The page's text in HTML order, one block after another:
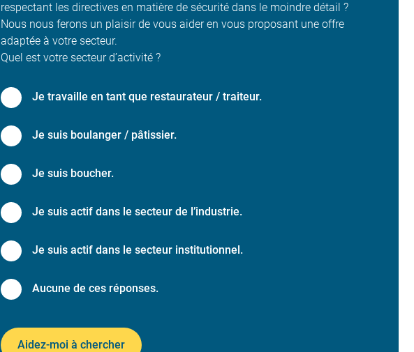
respectant les directives en matière de sécurité dans le moindre détail ?
Nous nous ferons un plaisir de vous aider en vous proposant une offre
adaptée à votre secteur.
Quel est votre secteur d’activité ?
Je travaille en tant que restaurateur / traiteur.
Je suis boulanger / pâtissier.
Je suis boucher.
Je suis actif dans le secteur de l’industrie.
Je suis actif dans le secteur institutionnel.
Aucune de ces réponses.
Aidez-moi à chercher